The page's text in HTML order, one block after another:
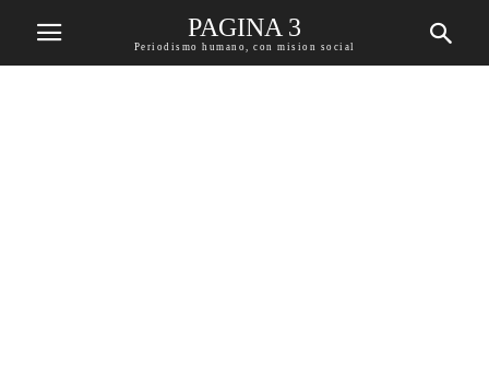
PAGINA 3
Periodismo humano, con mision social